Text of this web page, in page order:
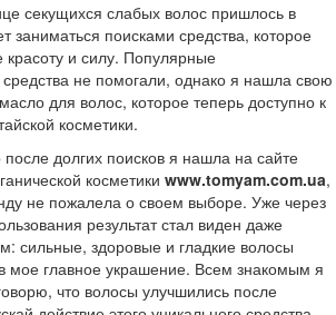
секущихся слабых волос пришлось в
заниматься поисками средства, которое
и силу. Популярные
не помогали, однако я нашла свою
для волос, которое теперь доступно к
косметики.
долгих поисков я нашла на сайте
косметики www.tomyam.com.ua,
не пожалела о своем выборе. Уже через
результат стал виден даже
сильные, здоровые и гладкие волосы
мое главное украшение. Всем знакомым я
что волосы улучшились после